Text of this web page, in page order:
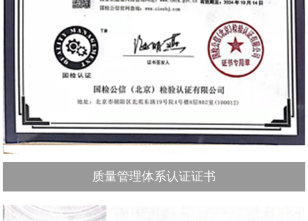
质量管理体系认证证书